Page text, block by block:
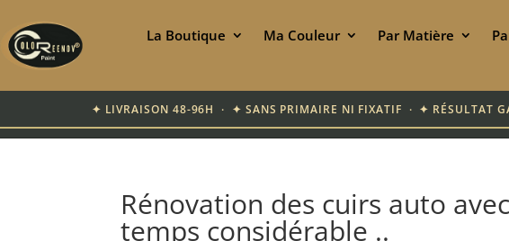
La Boutique Ma Couleur Par Matière
✦ LIVRAISON 48-96H · ✦ SANS PRIMAIRE NI FIXATIF · ✦ RÉSULTAT
Rénovation des cuirs auto
temps considérable ..